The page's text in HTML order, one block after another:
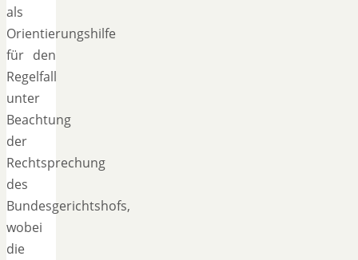
als
Orientierungshilfe
für den
Regelfall
unter
Beachtung
der
Rechtsprechung
des
Bundesgerichtshofs,
wobei
die